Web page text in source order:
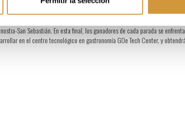
fragmentación de datos. “El futuro de la gastronomía será de quienes
Company (Londres), Fermenstation (Tokio), y Mycsology Foods
San Sebastián. En esta final, los ganadores de cada parada se
en el centro tecnológico en gastronomía GOe Tech Center, y